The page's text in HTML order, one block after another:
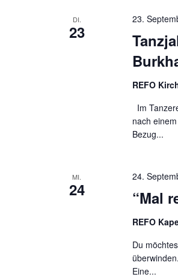
DI.
23
23.
REFO
Im
nach
Bezug...
MI.
24 “Mal
24.
REFO
Du
Eine...